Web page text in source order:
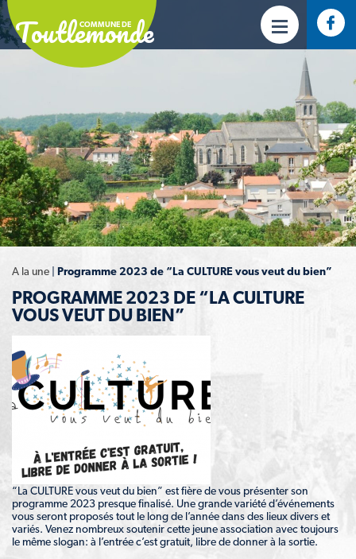
COMMUNE DE
Toutlemonde
A la une Programme 2023 de “La CULTURE vous veut du bien”
PROGRAMME 2023 DE “LA CULTURE
VOUS VEUT DU BIEN”
“La CULTURE vous veut du bien” est fière de vous présenter son
programme 2023 presque finalisé. Une grande variété d’événements
vous seront proposés tout le long de l’année dans des lieux divers et
variés. Venez nombreux soutenir cette jeune association avec toujours
le même slogan: à l’entrée c’est gratuit, libre de donner à la sortie.